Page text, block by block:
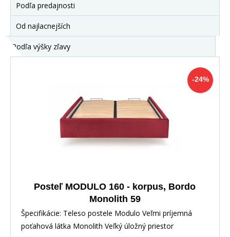
Podľa predajnosti
Od najlacnejších
Podľa výšky zľavy
-24%
Posteľ MODULO 160 - korpus, Bordo
Monolith 59
Špecifikácie: Teleso postele Modulo Veľmi príjemná
poťahová látka Monolith Veľký úložný priestor